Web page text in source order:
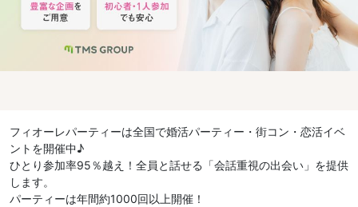
フィオーレパーティーは全国で婚活パーティー・街コン・恋活イベ
ントを開催中♪
ひとり参加率95％越え！全員と話せる「会話重視の出会い」を提供
します。
パーティーは年間約1000回以上開催！